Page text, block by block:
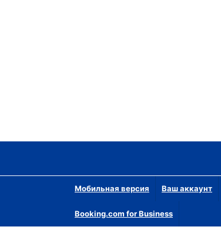
Мобильная версия Ваш аккаунт
Booking.com for Business